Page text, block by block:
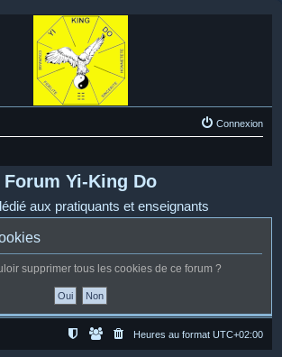
Connexion
Forum Yi-King Do
aux pratiquants et enseignants
supprimer tous les cookies de ce forum ?
Heures au format UTC+02:00